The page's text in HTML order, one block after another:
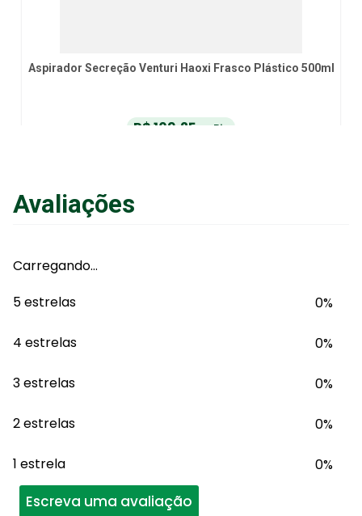
Aspirador Secreção Venturi Haoxi Frasco Plástico 500ml
R$109,25no Pix
Adicionar ao Carrinho
Avaliações
Carregando…
5 estrelas
0%
4 estrelas 0%
3 estrelas 0%
2 estrelas 0%
1 estrela 0%
Escreva uma avaliação